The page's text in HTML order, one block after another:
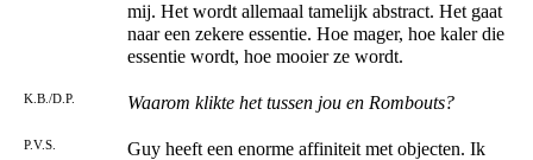
mij. Het wordt allemaal tamelijk abstract. Het gaat
naar een zekere essentie. Hoe mager, hoe kaler die
essentie wordt, hoe mooier ze wordt.
K.B./D.P. Waarom klikte het tussen jou en Rombouts?
P.V.S.
Guy heeft een enorme affiniteit met objecten. Ik